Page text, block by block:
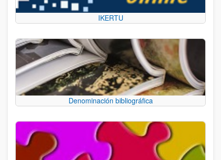
IKERTU
Denominación bibliográfica